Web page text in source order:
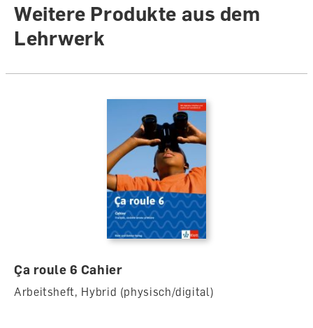
Weitere Produkte aus dem
Lehrwerk
Ça roule 6 Cahier
Arbeitsheft, Hybrid (physisch/digital)